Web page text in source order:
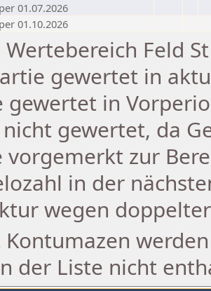
01.07.2026
01.10.2026
Wertebereich Feld
gewertet in
gewertet in
gewertet, da
vorgemerkt zur
in der
wegen
Kontumazen
der Liste nicht